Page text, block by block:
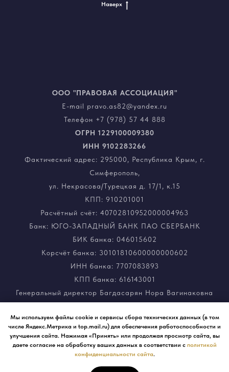
Мы используем файлы cookie и сервисы сбора технических данных (в том
числе Яндекс.Метрика и top.mail.ru) для обеспечения работоспособности и
улучшения сайта. Нажимая «Принять» или продолжая просмотр сайта, вы
даете согласие на обработку ваших данных в соответствии с политикой
конфиденциальности сайта.
Наверх
ООО "ПРАВОВАЯ АССОЦИАЦИЯ"
E-mail pravo.as82@yandex.ru
Телефон +7 (978) 57 44 888
ОГРН 1229100009380
ИНН 9102283266
Фактический адрес: 295000, Республика Крым, г.
Симферополь,
ул. Некрасова/Турецкая д. 17/1, к.15
КПП: 910201001
Расчётный счёт: 40702810952000004963
Банк: ЮГО-ЗАПАДНЫЙ БАНК ПАО СБЕРБАНК
БИК банка: 046015602
Корсчёт банка: 30101810600000000602
ИНН банка: 7707083893
КПП банка: 616143001
Генеральный директор Багдасарян Нора Вагинаковна